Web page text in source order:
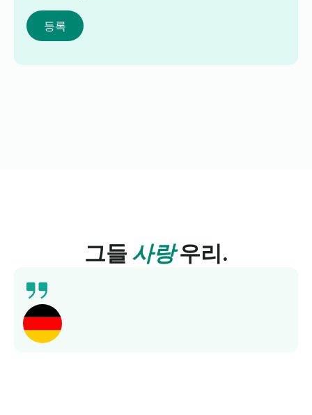
등록
그들 사랑우리.
수년 동안 저는 아이들을 위한 훌륭하고 저렴한 독일어
수업을 찾기 위해 노력했지만 실패했습니다. 몇 달 전
에 링구아 배움을 알게 되어 정말 기쁩니다. 아이들이